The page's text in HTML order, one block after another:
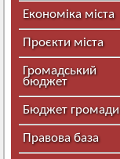
Економіка міста
Проєкти міста
Громадський
бюджет
Бюджет громади
Правова база